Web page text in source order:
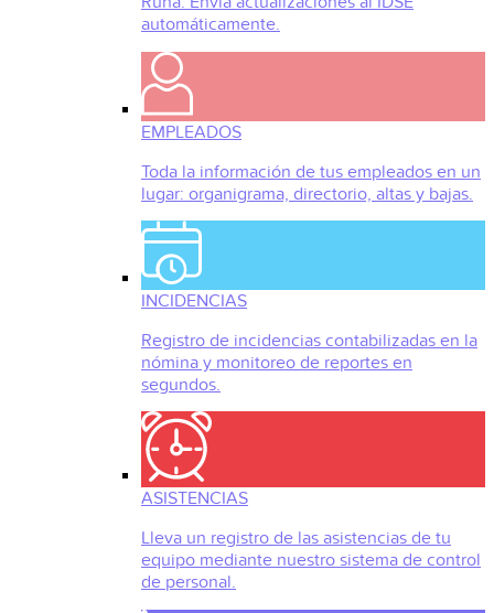
automáticamente.
EMPLEADOS
Toda la información de tus empleados en un
lugar: organigrama, directorio, altas y bajas.
INCIDENCIAS
Registro de incidencias contabilizadas en la
nómina y monitoreo de reportes en
segundos.
ASISTENCIAS
Lleva un registro de las asistencias de tu
equipo mediante nuestro sistema de control
de personal.